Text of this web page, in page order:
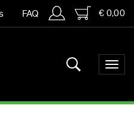
FAQ € 0,00